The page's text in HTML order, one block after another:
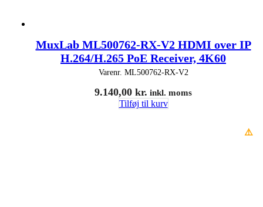
MuxLab ML500762-RX-V2 HDMI over IP
H.264/H.265 PoE Receiver, 4K60
Varenr. ML500762-RX-V2
9.140,00 kr. inkl. moms
Tilføj til kurv
⚠️